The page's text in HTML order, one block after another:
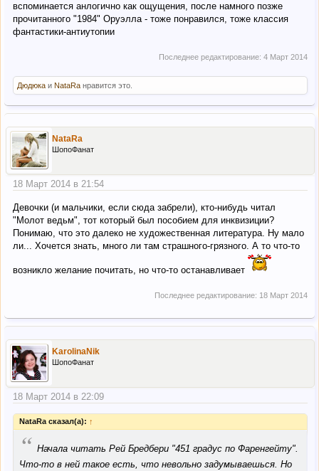
вcпоминается анлогично как ощущения, после намного позже
прочитанного "1984" Оруэлла - тоже понравился, тоже классия
фантастики-антиутопии
Последнее редактирование: 4 Март 2014
Дюдюка и NataRa нравится это.
NataRa
ШопоФанат
18 Март 2014 в 21:54
Девочки (и мальчики, если сюда забрели), кто-нибудь читал
"Молот ведьм", тот который был пособием для инквизиции?
Понимаю, что это далеко не художественная литература. Ну мало
ли... Хочется знать, много ли там страшного-грязного. А то что-то
возникло желание почитать, но что-то останавливает
Последнее редактирование: 18 Март 2014
KarolinaNik
ШопоФанат
18 Март 2014 в 22:09
NataRa сказал(а): ↑
“ Начала читать Рей Бредбери "451 градус по Фаренгейту".
Что-то в ней такое есть, что невольно задумываешься. Но